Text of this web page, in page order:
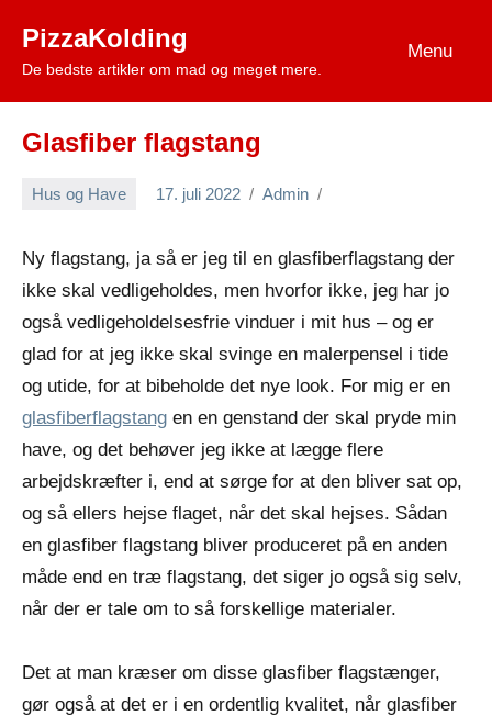
indhold
PizzaKolding
De bedste artikler om mad og meget mere.
Menu
Glasfiber flagstang
Hus og Have 17. juli 2022 Admin
Ny flagstang, ja så er jeg til en glasfiberflagstang der
ikke skal vedligeholdes, men hvorfor ikke, jeg har jo
også vedligeholdelsesfrie vinduer i mit hus – og er
glad for at jeg ikke skal svinge en malerpensel i tide
og utide, for at bibeholde det nye look. For mig er en
glasfiberflagstang en en genstand der skal pryde min
have, og det behøver jeg ikke at lægge flere
arbejdskræfter i, end at sørge for at den bliver sat op,
og så ellers hejse flaget, når det skal hejses. Sådan
en glasfiber flagstang bliver produceret på en anden
måde end en træ flagstang, det siger jo også sig selv,
når der er tale om to så forskellige materialer.
Det at man kræser om disse glasfiber flagstænger,
gør også at det er i en ordentlig kvalitet, når glasfiber